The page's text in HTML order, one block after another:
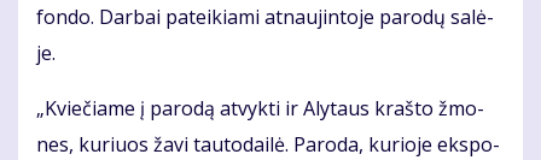
fon­do. Dar­bai pa­tei­kia­mi at­nau­jin­to­je pa­ro­dų sa­lė­
je.
„Kvie­čia­me į pa­ro­dą at­vyk­ti ir Aly­taus kraš­to žmo­
nes, ku­riuos ža­vi tau­to­dai­lė. Pa­ro­da, ku­rio­je eks­po­